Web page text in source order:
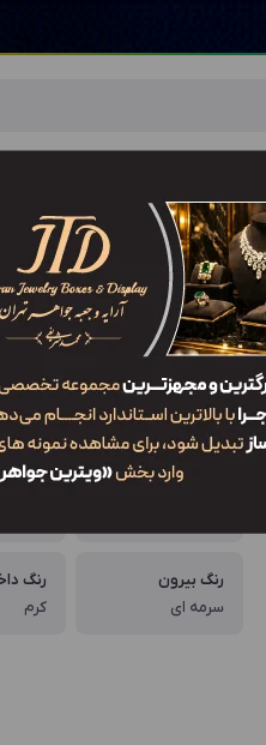
جعبه انگشتر AP2 PB
ویژگی‌ها
کد محصول
کاربرد
رنگ بیرون
سرمه ای
رنگ
کرم